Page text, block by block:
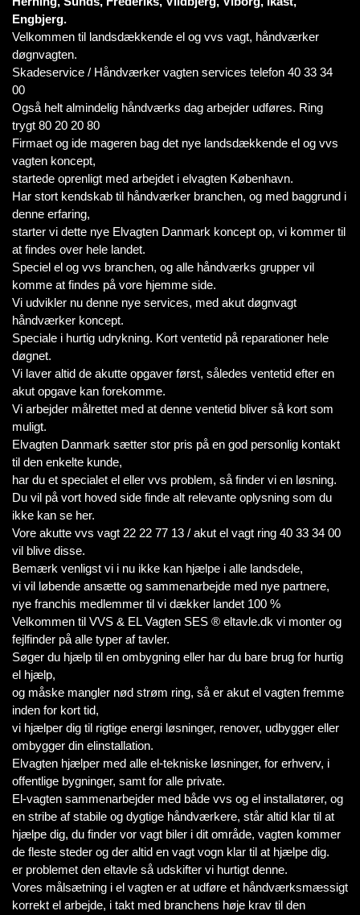
Engbjerg.
Velkommen til landsdækkende el og vvs vagt, håndværker
døgnvagten.
Skadeservice / Håndværker vagten services telefon 40 33 34
00
Også helt almindelig håndværks dag arbejder udføres. Ring
trygt 80 20 20 80
Firmaet og ide mageren bag det nye landsdækkende el og vvs
vagten koncept,
startede oprenligt med arbejdet i elvagten København.
Har stort kendskab til håndværker branchen, og med baggrund i
denne erfaring,
starter vi dette nye Elvagten Danmark koncept op, vi kommer til
at findes over hele landet.
Speciel el og vvs branchen, og alle håndværks grupper vil
komme at findes på vore hjemme side.
Vi udvikler nu denne nye services, med akut døgnvagt
håndværker koncept.
Speciale i hurtig udrykning. Kort ventetid på reparationer hele
døgnet.
Vi laver altid de akutte opgaver først, således ventetid efter en
akut opgave kan forekomme.
Vi arbejder målrettet med at denne ventetid bliver så kort som
muligt.
Elvagten Danmark sætter stor pris på en god personlig kontakt
til den enkelte kunde,
har du et specialet el eller vvs problem, så finder vi en løsning.
Du vil på vort hoved side finde alt relevante oplysning som du
ikke kan se her.
Vore akutte vvs vagt 22 22 77 13 / akut el vagt ring 40 33 34 00
vil blive disse.
Bemærk venligst vi i nu ikke kan hjælpe i alle landsdele,
vi vil løbende ansætte og sammenarbejde med nye partnere,
nye franchis medlemmer til vi dækker landet 100 %
Velkommen til VVS & EL Vagten SES ® eltavle.dk vi monter og
fejlfinder på alle typer af tavler.
Søger du hjælp til en ombygning eller har du bare brug for hurtig
el hjælp,
og måske mangler nød strøm ring, så er akut el vagten fremme
inden for kort tid,
vi hjælper dig til rigtige energi løsninger, renover, udbygger eller
ombygger din elinstallation.
Elvagten hjælper med alle el-tekniske løsninger, for erhverv, i
offentlige bygninger, samt for alle private.
El-vagten sammenarbejder med både vvs og el installatører, og
en stribe af stabile og dygtige håndværkere, står altid klar til at
hjælpe dig, du finder vor vagt biler i dit område, vagten kommer
de fleste steder og der altid en vagt vogn klar til at hjælpe dig.
er problemet den eltavle så udskifter vi hurtigt denne.
Vores målsætning i el vagten er at udføre et håndværksmæssigt
korrekt el arbejde, i takt med branchens høje krav til den